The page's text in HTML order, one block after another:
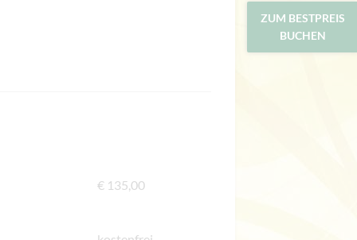
€ 135,00
ZUM BESTPREIS
BUCHEN